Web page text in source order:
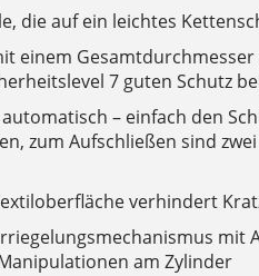
die auf ein leichtes
einem
7 guten Schutz
– einfach den
zum Aufschließen sind
verhindert
mit
am Zylinder